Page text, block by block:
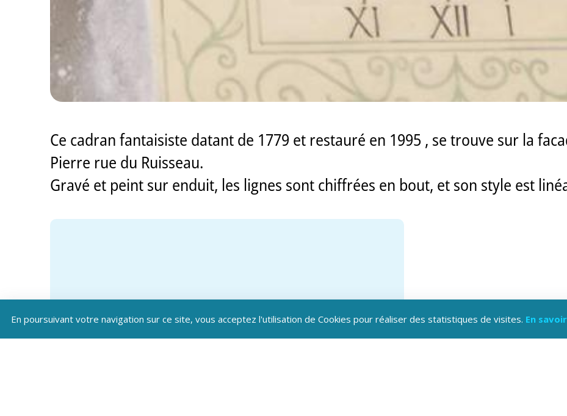
Ce cadran fantaisiste datant de 1779 et restauré en 1995 , se trouve sur la
Pierre rue du Ruisseau.
Gravé et peint sur enduit, les lignes sont chiffrées en bout, et son style est
En poursuivant votre navigation sur ce site, vous acceptez l'utilisation de Cookies pour réaliser des statistiques de visites. En